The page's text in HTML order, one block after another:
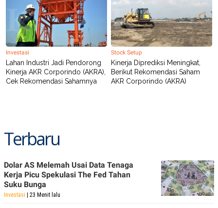
Investasi
Lahan Industri Jadi Pendorong
Kinerja AKR Corporindo (AKRA),
Cek Rekomendasi Sahamnya
Stock Setup
Kinerja Diprediksi Meningkat,
Berikut Rekomendasi Saham
AKR Corporindo (AKRA)
Terbaru
Dolar AS Melemah Usai Data Tenaga
Kerja Picu Spekulasi The Fed Tahan
Suku Bunga
Investasi | 23 Menit lalu